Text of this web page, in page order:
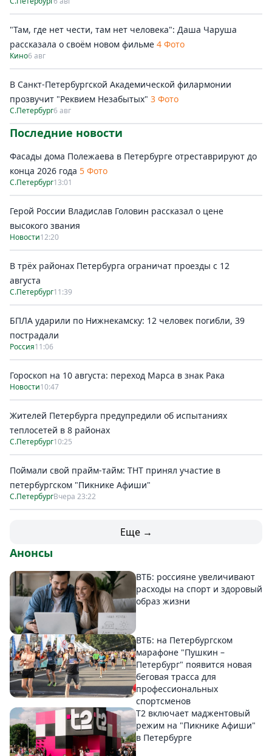
"Там, где нет чести, там нет человека": Даша Чаруша
рассказала о своём новом фильме 4 Фото
Кино6 авг
В Санкт-Петербургской Академической филармонии
прозвучит "Реквием Незабытых" 3 Фото
С.Петербург6 авг
Последние новости
Фасады дома Полежаева в Петербурге отреставрируют до
конца 2026 года 5 Фото
С.Петербург13:01
Герой России Владислав Головин рассказал о цене
высокого звания
Новости12:20
В трёх районах Петербурга ограничат проезды с 12
августа
С.Петербург11:39
БПЛА ударили по Нижнекамску: 12 человек погибли, 39
пострадали
Россия11:06
Гороскоп на 10 августа: переход Марса в знак Рака
Новости10:47
Жителей Петербурга предупредили об испытаниях
теплосетей в 8 районах
С.Петербург10:25
Поймали свой прайм-тайм: ТНТ принял участие в
петербургском "Пикнике Афиши"
С.ПетербургВчера 23:22
Еще →
Анонсы
ВТБ: россияне увеличивают
расходы на спорт и здоровый
образ жизни
ВТБ: на Петербургском
марафоне "Пушкин –
Петербург" появится новая
беговая трасса для
профессиональных
спортсменов
Т2 включает маджентовый
режим на "Пикнике Афиши"
в Петербурге